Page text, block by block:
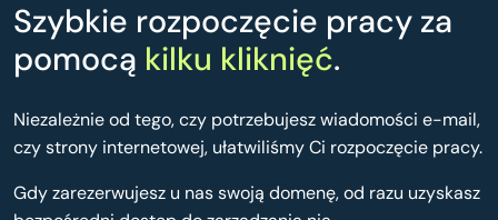
Szybkie rozpoczęcie pracy za
pomocą kilku kliknięć.
Niezależnie od tego, czy potrzebujesz wiadomości e-mail,
czy strony internetowej, ułatwiliśmy Ci rozpoczęcie pracy.
Gdy zarezerwujesz u nas swoją domenę, od razu uzyskasz